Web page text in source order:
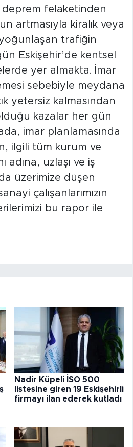
deprem felaketinden
artmasıyla kiralık veya
yoğunlaşan trafiğin
Eskişehir’de kentsel
yer almakta. İmar
sebebiyle meydana
yetersiz kalmasından
kazalar her gün
imar planlamasında
ilgili tüm kurum ve
adına, uzlaşı ve iş
üzerimize düşen
çalışanlarımızın
bu rapor ile
Nadir Küpeli İSO 500
listesine giren 19 Eskişehirli
firmayı ilan ederek kutladı